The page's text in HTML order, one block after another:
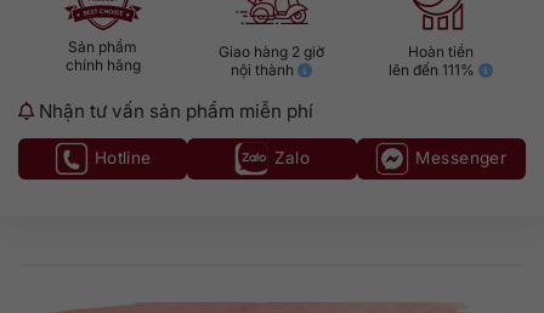
Sản phẩm
chính hãng
Giao hàng 2 giờ
nội thành
Hoàn tiền
lên đến 111%
Nhận tư vấn sản phẩm miễn phí
Hotline Zalo Messenger